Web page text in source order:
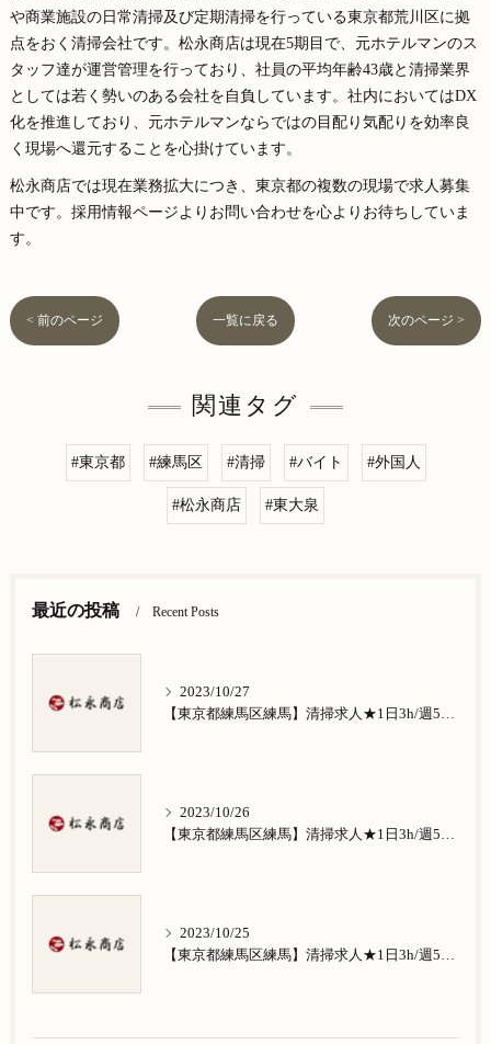
や商業施設の日常清掃及び定期清掃を行っている東京都荒川区に拠
点をおく清掃会社です。松永商店は現在5期目で、元ホテルマンのス
タッフ達が運営管理を行っており、社員の平均年齢43歳と清掃業界
としては若く勢いのある会社を自負しています。社内においてはDX
化を推進しており、元ホテルマンならではの目配り気配りを効率良
く現場へ還元することを心掛けています。
松永商店では現在業務拡大につき、東京都の複数の現場で求人募集
中です。採用情報ページよりお問い合わせを心よりお待ちしていま
す。
< 前のページ 一覧に戻る 次のページ >
関連タグ
#東京都 #練馬区 #清掃 #バイト #外国人
#松永商店 #東大泉
最近の投稿 Recent Posts
2023/10/27
【東京都練馬区練馬】清掃求人★1日3h/週5日/祝日お休み★谷原在住の方歓迎
2023/10/26
【東京都練馬区練馬】清掃求人★1日3h/週5日/祝日お休み★南田中在住の方歓迎
2023/10/25
【東京都練馬区練馬】清掃求人★1日3h/週5日/祝日お休み★南大泉在住の方歓迎